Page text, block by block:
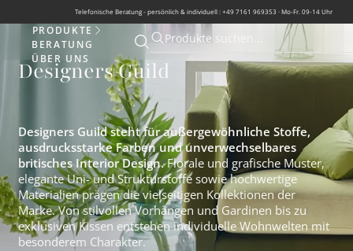
Telefonische Beratung - persönlich & individuell : +49 7161 969353 · Mo-Fr. 09-14 Uhr
Produkte
PRODUKTE
BERATUNG
ÜBER UNS
Suche öffnen
Suche öffnen
Produkte suchen...
Designers Guild
Designers Guild steht für außergewöhnliche Stoffe,
ausdrucksstarke Farben und unverwechselbares
britisches Interior Design.Florale und grafische Muster,
elegante Uni- und Strukturstoffe sowie hochwertige
Materialien prägen die vielseitigen Kollektionen der
Marke. Von stilvollen Vorhängen und Gardinen bis zu
exklusiven Kissen entstehen individuelle Wohnwelten mit
besonderem Charakter.